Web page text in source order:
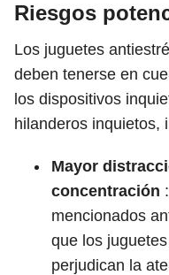
Riesgos
Los juguetes
deben tenerse en
los dispositivos
hilanderos inquietos,
Mayor
concentración
mencionados
que los
perjudican la